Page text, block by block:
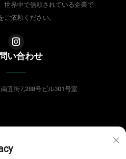
世界中で信頼されている企業で
ご依頼ください。
い合わせ
宜街7,288号ビル301号室